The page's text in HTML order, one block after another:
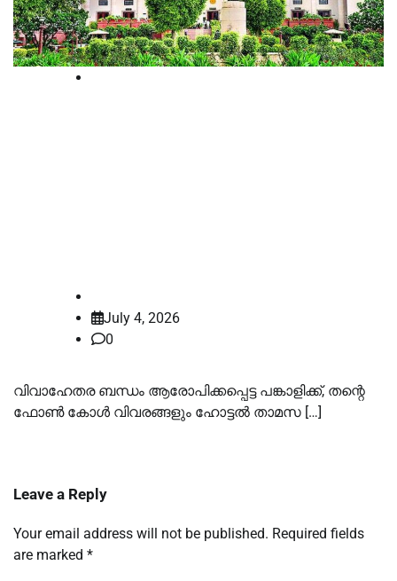
July 4, 2026
0
വിവാഹേതര ബന്ധം ആരോപിക്കപ്പെട്ട പങ്കാളിക്ക്, തന്റെ
ഫോണ്‍ കോള്‍ വിവരങ്ങളും ഹോട്ടല്‍ താമസ […]
Leave a Reply
Your email address will not be published. Required fields
are marked *